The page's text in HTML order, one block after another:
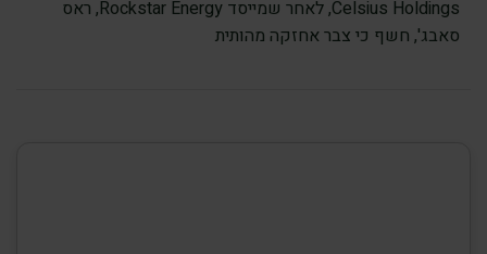
Celsius Holdings, לאחר שמייסד Rockstar Energy, ראס
סאבג', חשף כי צבר אחזקה מהותית